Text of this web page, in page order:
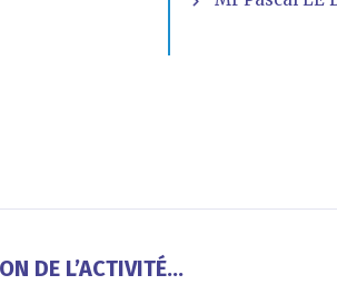
DE L’ACTIVITÉ...